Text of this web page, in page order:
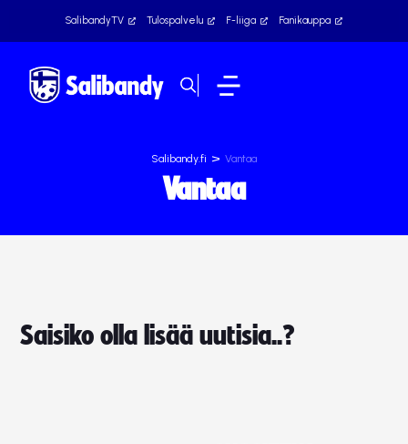
SalibandyTV Tulospalvelu F-liiga Fanikauppa
Salibandy.fi > Vantaa
Vantaa
Saisiko olla lisää uutisia..?